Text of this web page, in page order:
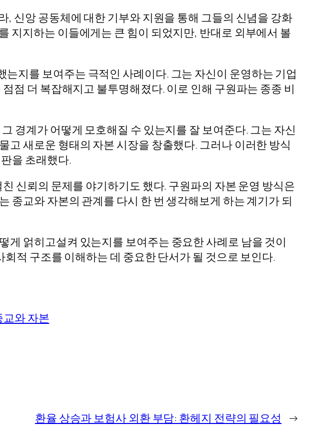
신앙 공동체에 대한 기부와 지원을 통해 그들의 신념을 강화
지지하는 이들에게는 큰 힘이 되었지만, 반대로 외부에서 볼
지를 보여주는 극적인 사례이다. 그는 자신이 운영하는 기업
점 더 복잡해지고 불투명해졌다. 이로 인해 구원파는 종종 비
경계가 어떻게 모호해질 수 있는지를 잘 보여준다. 그는 자신
새로운 형태의 자본 시장을 창출했다. 그러나 이러한 방식
을 초래했다.
신뢰의 문제를 야기하기도 했다. 구원파의 자본 운영 방식은
종교와 자본의 관계를 다시 한 번 생각해보게 하는 계기가 되
게 얽히고설켜 있는지를 보여주는 중요한 사례로 남을 것이
적 구조를 이해하는 데 중요한 단서가 될 것으로 보인다.
교와 자본
환율 상승과 보험사 외환 부담: 환헤지 전략의 필요성 →